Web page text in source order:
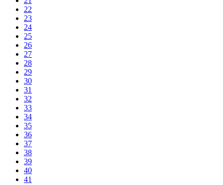
22
23
24
25
26
27
28
29
30
31
32
33
34
35
36
37
38
39
40
41